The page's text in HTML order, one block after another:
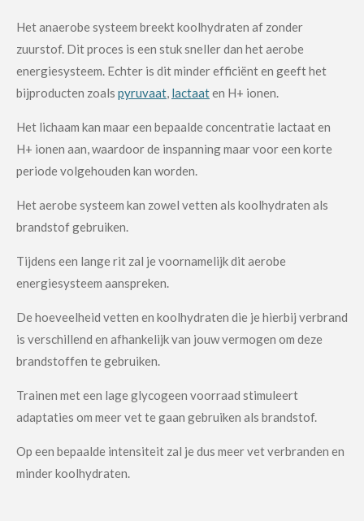
Het anaerobe systeem breekt koolhydraten af zonder
zuurstof. Dit proces is een stuk sneller dan het aerobe
energiesysteem. Echter is dit minder efficiënt en geeft het
bijproducten zoals pyruvaat lactaaten H+ ionen.
Het lichaam kan maar een bepaalde concentratie lactaat en
H+ ionen aan, waardoor de inspanning maar voor een korte
periode volgehouden kan worden.
Het aerobe systeem kan zowel vetten als koolhydraten als
brandstof gebruiken.
Tijdens een lange rit zal je voornamelijk dit aerobe
energiesysteem aanspreken.
De hoeveelheid vetten en koolhydraten die je hierbij verbrand
is verschillend en afhankelijk van jouw vermogen om deze
brandstoffen te gebruiken.
Trainen met een lage glycogeen voorraad stimuleert
adaptaties om meer vet te gaan gebruiken als brandstof.
Op een bepaalde intensiteit zal je dus meer vet verbranden en
minder koolhydraten.